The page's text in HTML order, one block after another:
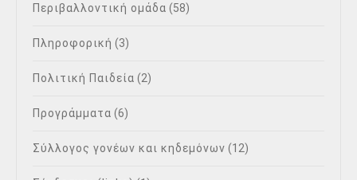
Περιβαλλοντική ομάδα (58)
Πληροφορική (3)
Πολιτική Παιδεία (2)
Προγράμματα (6)
Σύλλογος γονέων και κηδεμόνων (12)